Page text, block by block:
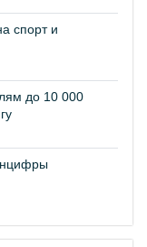
спорт и
до 10 000